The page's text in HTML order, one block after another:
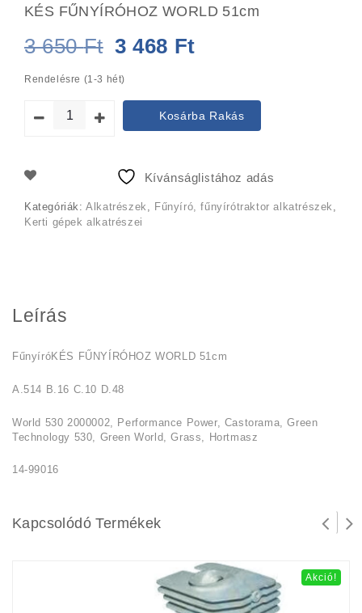
KÉS FŰNYÍRÓHOZ WORLD 51cm
3 650Ft Original
price
was:
650 Ft.
3 468 Ft
is:
3
Rendelésre (1-3 hét)
Kosárba Rakás
Kívánságlistához adás
Kategóriák:Alkatrészek , Fűnyíró, fűnyírótraktor alkatrészek ,
Kerti gépek alkatrészei
Leírás
FűnyíróKÉS FŰNYÍRÓHOZ WORLD 51cm
A.514 B.16 C.10 D.48
World 530 2000002, Performance Power, Castorama, Green
Technology 530, Green World, Grass, Hortmasz
14-99016
Kapcsolódó Termékek
Akció!